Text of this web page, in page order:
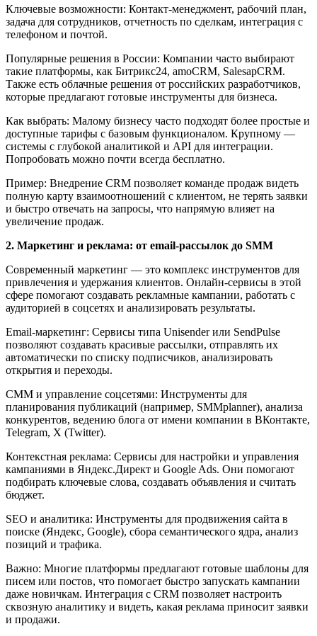
Ключевые возможности: Контакт-менеджмент, рабочий план,
задача для сотрудников, отчетность по сделкам, интеграция с
телефоном и почтой.
Популярные решения в России: Компании часто выбирают
такие платформы, как Битрикс24, amoCRM, SalesapCRM.
Также есть облачные решения от российских разработчиков,
которые предлагают готовые инструменты для бизнеса.
Как выбрать: Малому бизнесу часто подходят более простые и
доступные тарифы с базовым функционалом. Крупному —
системы с глубокой аналитикой и API для интеграции.
Попробовать можно почти всегда бесплатно.
Пример: Внедрение CRM позволяет команде продаж видеть
полную карту взаимоотношений с клиентом, не терять заявки
и быстро отвечать на запросы, что напрямую влияет на
увеличение продаж.
2. Маркетинг и реклама: от email-рассылок до SMM
Современный маркетинг — это комплекс инструментов для
привлечения и удержания клиентов. Онлайн-сервисы в этой
сфере помогают создавать рекламные кампании, работать с
аудиторией в соцсетях и анализировать результаты.
Email-маркетинг: Сервисы типа Unisender или SendPulse
позволяют создавать красивые рассылки, отправлять их
автоматически по списку подписчиков, анализировать
открытия и переходы.
СММ и управление соцсетями: Инструменты для
планирования публикаций (например, SMMplanner), анализа
конкурентов, ведению блога от имени компании в ВКонтакте,
Telegram, X (Twitter).
Контекстная реклама: Сервисы для настройки и управления
кампаниями в Яндекс.Директ и Google Ads. Они помогают
подбирать ключевые слова, создавать объявления и считать
бюджет.
SEO и аналитика: Инструменты для продвижения сайта в
поиске (Яндекс, Google), сбора семантического ядра, анализ
позиций и трафика.
Важно: Многие платформы предлагают готовые шаблоны для
писем или постов, что помогает быстро запускать кампании
даже новичкам. Интеграция с CRM позволяет настроить
сквозную аналитику и видеть, какая реклама приносит заявки
и продажи.